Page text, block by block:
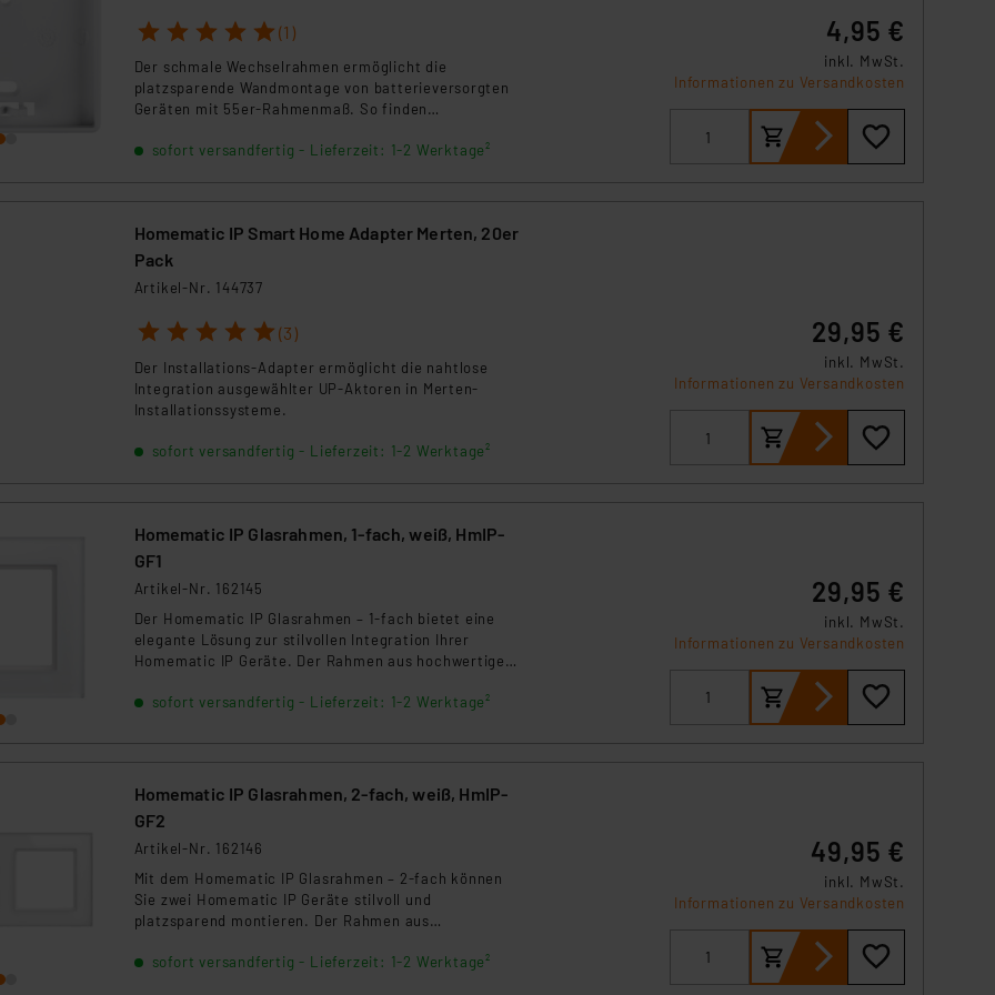
eingestuft wird. So besteht etwa das Risiko, dass US-Behörden personenbezogene
verarbeiten, ohne dass hiergegen Klagemöglichkeiten für Europäer bestehen.
Dienstleistern stützt sich auf die Standarddatenschutzklauseln der Europäischen
Beurteilung der mit der Datenübermittlung, insbesondere der Art der übermittelten
1 2 3 4 5 (1)
Der schmale Wechselrahmen ermöglicht die
platzsparende Wandmontage von batterieversorgten
Geräten mit 55er-Rahmenmaß. So finden
Wandhalterung sogar in engsten Nischen ihren Platz.
sofort versandfertig - Lieferzeit: 1-2 Werktage²
4,95 €
inkl. MwSt.
Informationen zu Versandkosten
Homematic IP Smart Home Adapter Merten, 20er
Pack
Artikel-Nr. 144737
1 2 3 4 5 (3)
Der Installations-Adapter ermöglicht die nahtlose
Integration ausgewählter UP-Aktoren in Merten-
Installationssysteme.
sofort versandfertig - Lieferzeit: 1-2 Werktage²
29,95 €
inkl. MwSt.
Informationen zu Versandkosten
Homematic IP Glasrahmen, 1-fach, weiß, HmIP-
GF1
Artikel-Nr. 162145
Der Homematic IP Glasrahmen – 1-fach bietet eine
elegante Lösung zur stilvollen Integration Ihrer
Homematic IP Geräte. Der Rahmen aus hochwertigem
und ermöglicht eine einfache Montage eines einzelnen
sofort versandfertig - Lieferzeit: 1-2 Werktage²
29,95 €
inkl. MwSt.
Informationen zu Versandkosten
Homematic IP Glasrahmen, 2-fach, weiß, HmIP-
GF2
Artikel-Nr. 162146
Mit dem Homematic IP Glasrahmen – 2-fach können
Sie zwei Homematic IP Geräte stilvoll und
platzsparend montieren. Der Rahmen aus
und eine nahtlose Integration in Ihre Wohnräume.
sofort versandfertig - Lieferzeit: 1-2 Werktage²
49,95 €
inkl. MwSt.
Informationen zu Versandkosten